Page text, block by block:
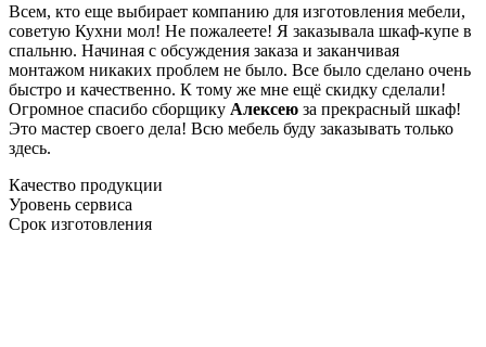
Всем, кто еще выбирает компанию для изготовления мебели,
советую Кухни мол! Не пожалеете! Я заказывала шкаф-купе в
спальню. Начиная с обсуждения заказа и заканчивая
монтажом никаких проблем не было. Все было сделано очень
быстро и качественно. К тому же мне ещё скидку сделали!
Огромное спасибо сборщику Алексею за прекрасный шкаф!
Это мастер своего дела! Всю мебель буду заказывать только
здесь.
Качество продукции
Уровень сервиса
Срок изготовления